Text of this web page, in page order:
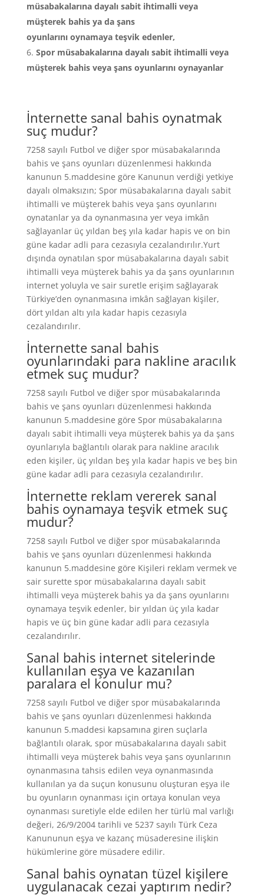
müsabakalarına dayalı sabit ihtimalli veya
müşterek bahis ya da şans
oyunlarını oynamaya teşvik edenler,
Spor müsabakalarına dayalı sabit ihtimalli veya
müşterek bahis veya şans oyunlarını oynayanlar
İnternette sanal bahis oynatmak
suç mudur?
7258 sayılı Futbol ve diğer spor müsabakalarında
bahis ve şans oyunları düzenlenmesi hakkında
kanunun 5.maddesine göre Kanunun verdiği yetkiye
dayalı olmaksızın; Spor müsabakalarına dayalı sabit
ihtimalli ve müşterek bahis veya şans oyunlarını
oynatanlar ya da oynanmasına yer veya imkân
sağlayanlar üç yıldan beş yıla kadar hapis ve on bin
güne kadar adli para cezasıyla cezalandırılır.Yurt
dışında oynatılan spor müsabakalarına dayalı sabit
ihtimalli veya müşterek bahis ya da şans oyunlarının
internet yoluyla ve sair suretle erişim sağlayarak
Türkiye’den oynanmasına imkân sağlayan kişiler,
dört yıldan altı yıla kadar hapis cezasıyla
cezalandırılır.
İnternette sanal bahis
oyunlarındaki para nakline aracılık
etmek suç mudur?
7258 sayılı Futbol ve diğer spor müsabakalarında
bahis ve şans oyunları düzenlenmesi hakkında
kanunun 5.maddesine göre Spor müsabakalarına
dayalı sabit ihtimalli veya müşterek bahis ya da şans
oyunlarıyla bağlantılı olarak para nakline aracılık
eden kişiler, üç yıldan beş yıla kadar hapis ve beş bin
güne kadar adli para cezasıyla cezalandırılır.
İnternette reklam vererek sanal
bahis oynamaya teşvik etmek suç
mudur?
7258 sayılı Futbol ve diğer spor müsabakalarında
bahis ve şans oyunları düzenlenmesi hakkında
kanunun 5.maddesine göre Kişileri reklam vermek ve
sair surette spor müsabakalarına dayalı sabit
ihtimalli veya müşterek bahis ya da şans oyunlarını
oynamaya teşvik edenler, bir yıldan üç yıla kadar
hapis ve üç bin güne kadar adli para cezasıyla
cezalandırılır.
Sanal bahis internet sitelerinde
kullanılan eşya ve kazanılan
paralara el konulur mu?
7258 sayılı Futbol ve diğer spor müsabakalarında
bahis ve şans oyunları düzenlenmesi hakkında
kanunun 5.maddesi kapsamına giren suçlarla
bağlantılı olarak, spor müsabakalarına dayalı sabit
ihtimalli veya müşterek bahis veya şans oyunlarının
oynanmasına tahsis edilen veya oynanmasında
kullanılan ya da suçun konusunu oluşturan eşya ile
bu oyunların oynanması için ortaya konulan veya
oynanması suretiyle elde edilen her türlü mal varlığı
değeri, 26/9/2004 tarihli ve 5237 sayılı Türk Ceza
Kanununun eşya ve kazanç müsaderesine ilişkin
hükümlerine göre müsadere edilir.
Sanal bahis oynatan tüzel kişilere
uygulanacak cezai yaptırım nedir?